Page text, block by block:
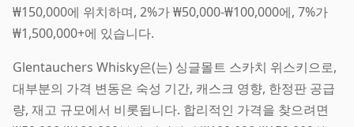
₩150,000에 위치하며, 2%가 ₩50,000-₩100,000에, 7%가
₩1,500,000+에 있습니다.
Glentauchers Whisky은(는) 싱글몰트 스카치 위스키으로,
대부분의 가격 변동은 숙성 기간, 캐스크 영향, 한정판 공급
량, 재고 규모에서 비롯됩니다. 합리적인 가격을 찾으려면